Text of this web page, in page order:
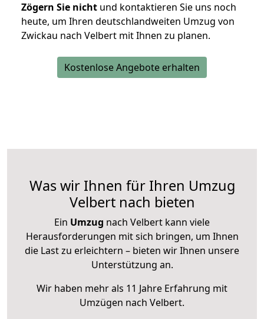
Zögern Sie nicht und kontaktieren Sie uns noch
heute, um Ihren deutschlandweiten Umzug von
Zwickau nach Velbert mit Ihnen zu planen.
Kostenlose Angebote erhalten
Was wir Ihnen für Ihren Umzug
Velbert nach bieten
Ein Umzug nach Velbert kann viele
Herausforderungen mit sich bringen, um Ihnen
die Last zu erleichtern – bieten wir Ihnen unsere
Unterstützung an.
Wir haben mehr als 11 Jahre Erfahrung mit
Umzügen nach Velbert.